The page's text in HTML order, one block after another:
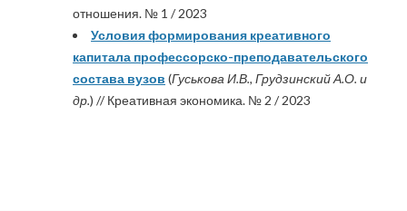
отношения. № 1 / 2023
Условия формирования креативного
капитала профессорско-преподавательского
состава вузов (Гуськова И.В., Грудзинский А.О. и
др.) // Креативная экономика. № 2 / 2023